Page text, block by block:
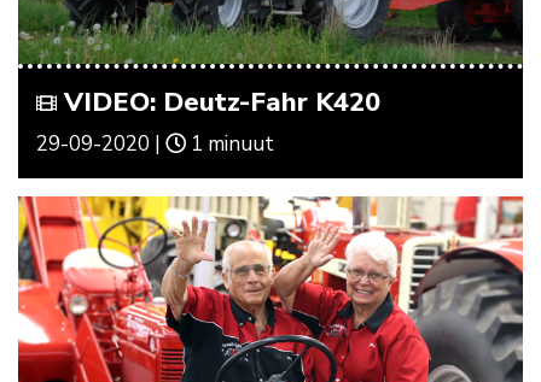
VIDEO: Deutz-Fahr K420
29-09-2020 | 1 minuut